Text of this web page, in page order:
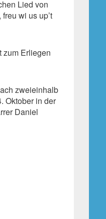
Lied von
wi us up’t
zum Erliegen
zweieinhalb
Oktober in der
Daniel